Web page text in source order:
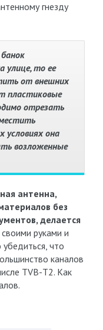
гнезду
улице, то ее
от внешних
пластиковые
отрезать
она
возложенные
антенна,
без
делается
руками и
что
каналов
ТVВ-T2. Как